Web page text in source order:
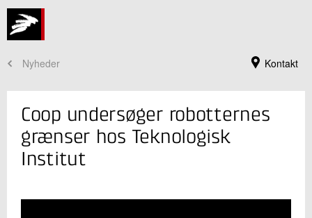
Kontakt
Nyheder
Coop undersøger robotternes
grænser hos Teknologisk
Institut